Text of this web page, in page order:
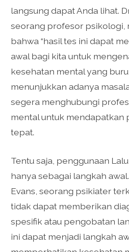
langsung dapat Anda lihat.
seorang profesor psikologi,
bahwa “hasil tes ini dapat
awal bagi kita untuk
kesehatan mental yang
menunjukkan adanya
segera menghubungi
mental untuk mendapatkan
tepat.
Tentu saja, penggunaan
hanya sebagai langkah
Evans, seorang psikiater
tidak dapat memberikan
spesifik atau pengobatan
ini dapat menjadi langkah